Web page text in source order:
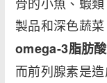
製品和深色蔬
omega-3脂肪
而前列腺素是